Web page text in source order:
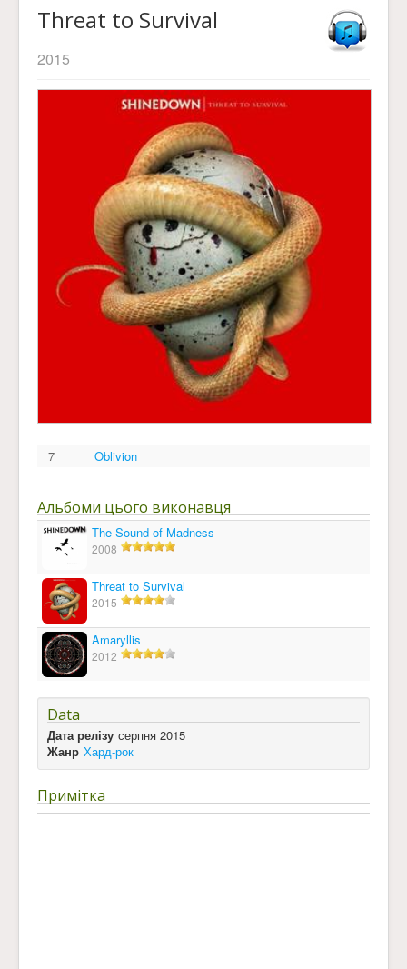
Threat to Survival
2015
7 Oblivion
Альбоми цього виконавця
The Sound of Madness
2008
Threat to Survival
2015
Amaryllis
2012
Data
Дата релізу серпня 2015
Жанр Хард-рок
Примітка